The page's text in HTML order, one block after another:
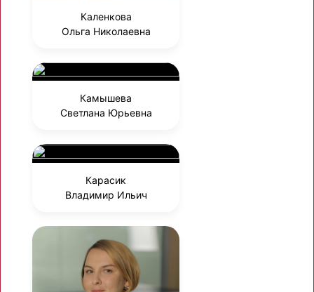
Каленкова
Ольга Николаевна
Камышева
Светлана Юрьевна
Карасик
Владимир Ильич